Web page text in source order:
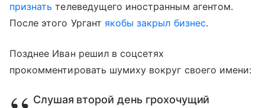
признать телеведущего иностранным агентом.
После этого Ургант якобы закрыл бизнес.
Позднее Иван решил в соцсетях
прокомментировать шумиху вокруг своего имени:
Слушая второй день грохочущий